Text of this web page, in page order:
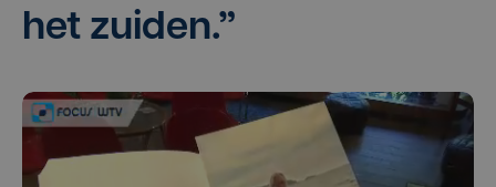
het zuiden.”